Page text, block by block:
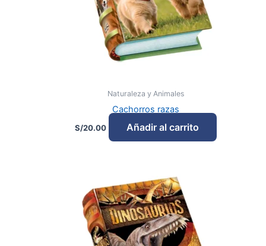
Naturaleza y Animales
Cachorros razas
S/20.00 Añadir al carrito